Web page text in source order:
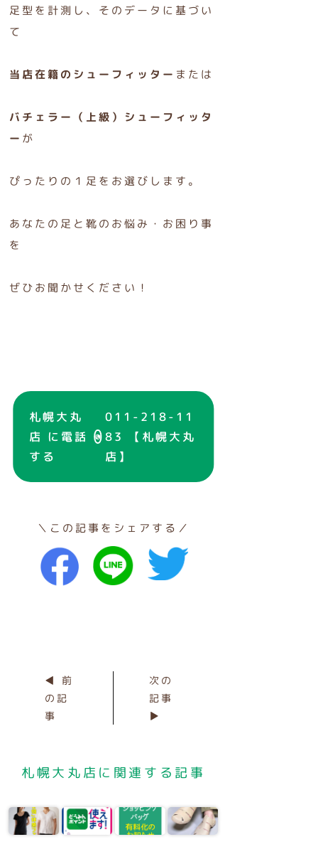
足型を計測し、そのデータに基づい
て
当店在籍のシューフィッター または
バチェラー（上級）シューフィッタ
ー が
ぴったりの１足をお選びします。
あなたの足と靴のお悩み・お困り事
を
ぜひお聞かせください！
札幌大丸
店 に電話
する
011-218-11
83 【札幌大丸
店】
＼この記事をシェアする／
◀ 前
の記
事
次の
記事
▶
札幌大丸店に関連する記事